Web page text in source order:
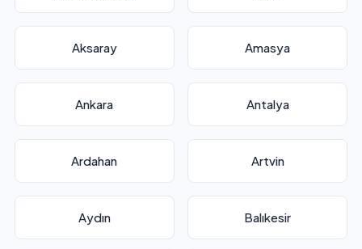
Aksaray Amasya
Ankara Antalya
Ardahan Artvin
Aydın Balıkesir